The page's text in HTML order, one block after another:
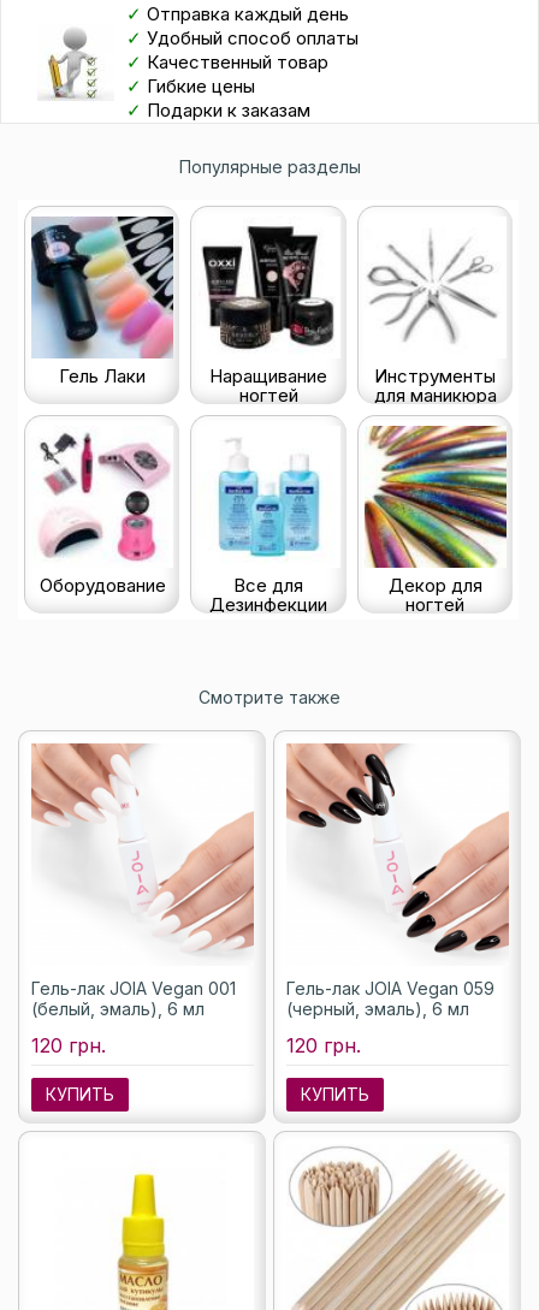
✓ Отправка каждый день
✓ Удобный способ оплаты
✓ Качественный товар
✓ Гибкие цены
✓ Подарки к заказам
Популярные разделы
Гель Лаки
Наращивание
ногтей
Инструменты
для маникюра
Оборудование
Все для
Дезинфекции
Декор для
ногтей
Смотрите также
Гель-лак JOIA Vegan 001
(белый, эмаль), 6 мл
120 грн.
КУПИТЬ
Гель-лак JOIA Vegan 059
(черный, эмаль), 6 мл
120 грн.
КУПИТЬ